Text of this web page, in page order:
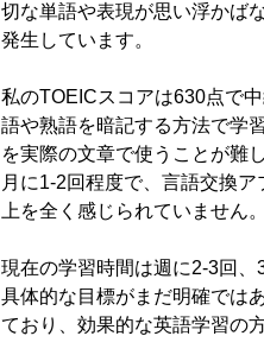
切な単語や表現が思い浮かば
発生しています。
私のTOEICスコアは630点で
語や熟語を暗記する方法で学
を実際の文章で使うことが難
月に1-2回程度で、言語交換
上を全く感じられていません。
現在の学習時間は週に2-3回
具体的な目標がまだ明確では
ており、効果的な英語学習の